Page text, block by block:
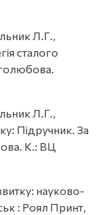
Л.Г.,
сталого
Л.Г.,
Підручник. За
К.: ВЦ
науково-
: Роял Принт,